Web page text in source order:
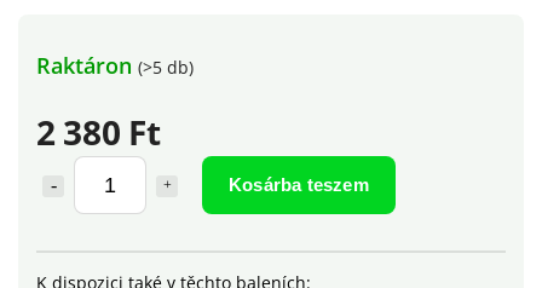
2 380 Ft
Kosárba teszem
Raktáron (>5 db)